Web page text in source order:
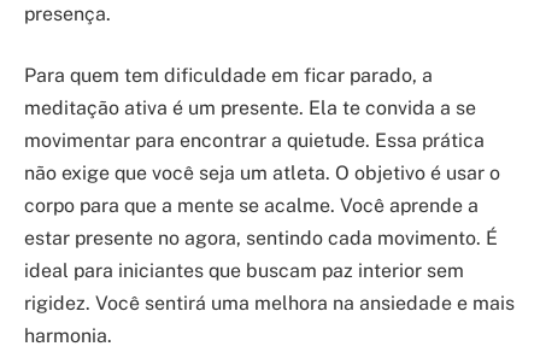
presença.
Para quem tem dificuldade em ficar parado, a
meditação ativa é um presente. Ela te convida a se
movimentar para encontrar a quietude. Essa prática
não exige que você seja um atleta. O objetivo é usar o
corpo para que a mente se acalme. Você aprende a
estar presente no agora, sentindo cada movimento. É
ideal para iniciantes que buscam paz interior sem
rigidez. Você sentirá uma melhora na ansiedade e mais
harmonia.